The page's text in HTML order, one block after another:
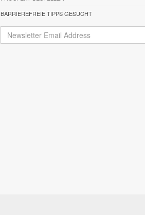
BARRIEREFREIE TIPPS GESUCHT